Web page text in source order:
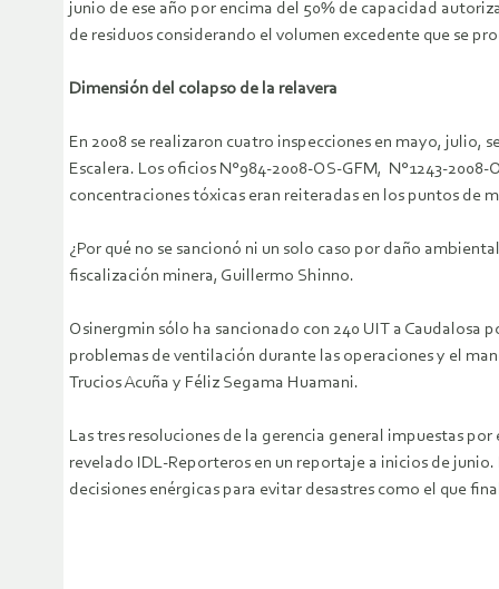
junio de ese año por encima del 50% de capacidad
de residuos considerando el volumen excedente que se
Dimensión del colapso de la relavera
En 2008 se realizaron cuatro inspecciones en mayo, julio,
Escalera. Los oficios N°984-2008-OS-GFM, N°1243-
concentraciones tóxicas eran reiteradas en los puntos de
¿Por qué no se sancionó ni un solo caso por daño
fiscalización minera, Guillermo Shinno.
Osinergmin sólo ha sancionado con 240 UIT a Caudalosa
problemas de ventilación durante las operaciones y el
Trucios Acuña y Féliz Segama Huamani.
Las tres resoluciones de la gerencia general impuestas
revelado IDL-Reporteros en un reportaje a inicios de
decisiones enérgicas para evitar desastres como el que